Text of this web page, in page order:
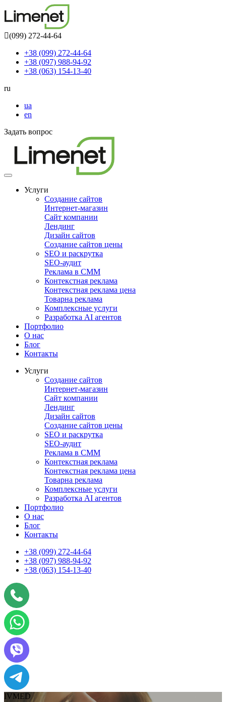
(099) 272-44-64
+38 (099) 272-44-64
+38 (097) 988-94-92
+38 (063) 154-13-40
ru
ua
en
Задать вопрос
Toggle
navigationУслуги
Создание сайтов
Интернет-магазин
Сайт компании
Лендинг
Дизайн сайтов
Создание сайтов цены
SEO и раскрутка
SEO-аудит
Реклама в СММ
Контекстная реклама
Контекстная реклама цена
Товарна реклама
Комплексные услуги
Разработка AI агентов
Портфолио
О нас
Блог
Контакты
Услуги
Создание сайтов
Интернет-магазин
Сайт компании
Лендинг
Дизайн сайтов
Создание сайтов цены
SEO и раскрутка
SEO-аудит
Реклама в СММ
Контекстная реклама
Контекстная реклама цена
Товарна реклама
Комплексные услуги
Разработка AI агентов
Портфолио
О нас
Блог
Контакты
+38 (099) 272-44-64
+38 (097) 988-94-92
+38 (063) 154-13-40
IVMED